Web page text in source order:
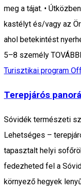
meg a tájat. •
kastélyt és/vagy az
ahol betekintést
5–8 személy
Turisztikai program
Terepjárós
Sóvidék természeti
Lehetséges –
tapasztalt helyi
fedezheted fel a
környező hegyek